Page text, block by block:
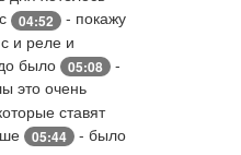
04:52 - покажу
и реле и
было 05:08
-
это очень
ставят
05:44
- было